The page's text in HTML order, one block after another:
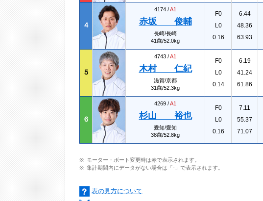
４
4174 /A1
赤坂 俊輔
長崎/長崎
41歳/52.0kg
F0
L0
0.16
6.44
48.36
63.93
５
4743 /A1
木村 仁紀
滋賀/京都
31歳/52.3kg
F0
L0
0.14
6.19
41.24
61.86
６
4269 /A1
杉山 裕也
愛知/愛知
38歳/52.8kg
F0
L0
0.16
7.11
55.37
71.07
モーター・ボート変更時は赤で表示されます。
集計期間内にデータがない場合は「-」で表示されます。
表の見方について